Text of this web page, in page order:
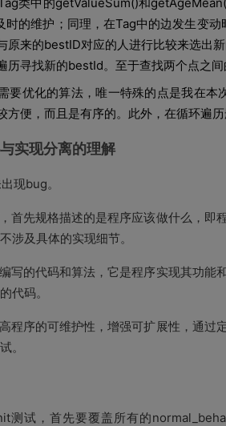
时的维护；同理，在Tag中的边发生变动
原来的bestID对应的人进行比较来选出
历寻找新的bestId。至于查找两个点之
要优化的算法，唯一特殊的点是我在本
方便，而且是有序的。此外，在循环遍
实现分离的理解
现bug。
先规格描述的是程序应该做什么，即
涉及具体的实现细节。
的代码和算法，它是程序实现其功能
代码。
序的可维护性，增强可扩展性，通过
。
测试，首先要覆盖所有的